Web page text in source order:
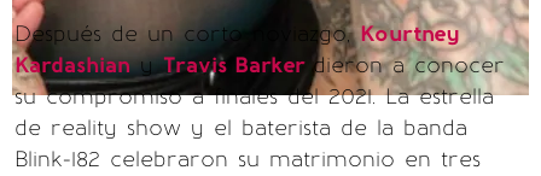
Después de un corto noviazgo,Kourtney
KardashianyTravis Barker dieron a conocer
su compromiso a finales del 2021. La estrella
de reality show y el baterista de la banda
Blink-182 celebraron su matrimonio en tres